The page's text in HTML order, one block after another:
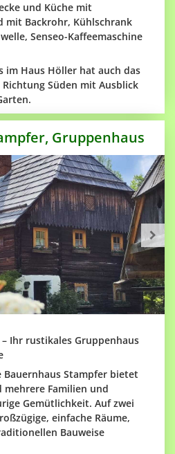
und Küche mit
mit Backrohr, Kühlschrank
Senseo-Kaffeemaschine
im Haus Höller hat auch das
Süden mit Ausblick
Gruppenhaus
Ihr rustikales Gruppenhaus
Bauernhaus Stampfer bietet
Familien und
Gemütlichkeit. Auf zwei
einfache Räume,
Bauweise